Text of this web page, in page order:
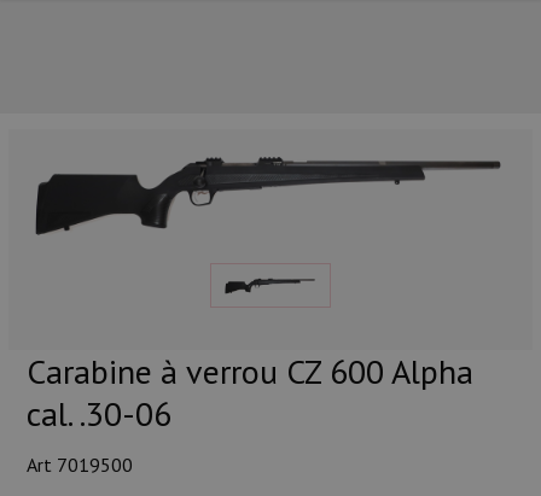
Carabine à verrou CZ 600 Alpha
cal. .30-06
Art 7019500
NOS PRINCIPALES MARQUES